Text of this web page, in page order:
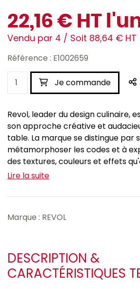
22,16 € HT
Vendu par 4 / Soit 88,64 € HT
Référence : E1002659
Je commande
Revol, leader du design culinaire,
son approche créative et
table. La marque se distingue par
métamorphoser les codes et à
des textures, couleurs et effets
Lire la suite
Marque : REVOL
DESCRIPTION &
CARACTÉRISTIQUES